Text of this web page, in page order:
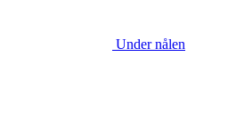
Under nålen